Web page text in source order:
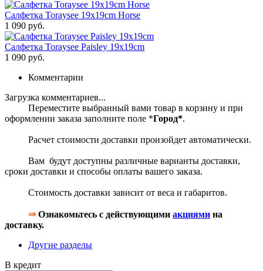
Салфетка Toraysee 19x19cm Horse
1 090 руб.
Салфетка Toraysee Paisley 19x19cm
1 090 руб.
Комментарии
Загрузка комментариев...
Переместите выбранный вами товар в корзину и при
оформлении заказа заполните поле *Город*.
Расчет стоимости доставки произойдет автоматически.
Вам будут доступны различные варианты доставки,
сроки доставки и способы оплаты вашего заказа.
Стоимость доставки зависит от веса и габаритов.
⇒Ознакомьтесь с действующими акциями на
доставку.
Другие разделы
В кредит